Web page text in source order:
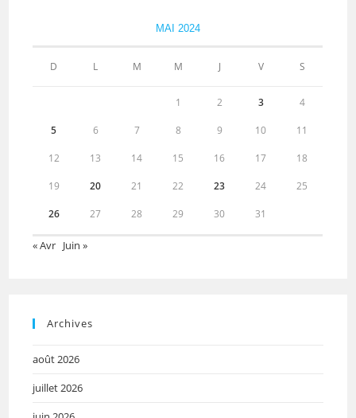
MAI 2024
D L M M J V S
1 2 3 4
5 6 7 8 9 10 11
12 13 14 15 16 17 18
19 20 21 22 23 24 25
26 27 28 29 30 31
« Avr Juin »
Archives
août 2026
juillet 2026